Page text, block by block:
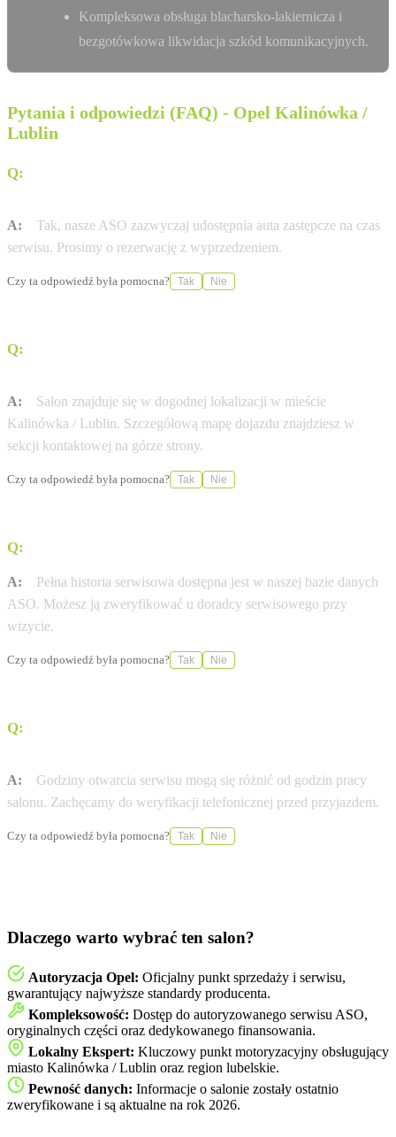
Kompleksowa obsługa blacharsko-lakiernicza i
bezgotówkowa likwidacja szkód komunikacyjnych.
Pytania i odpowiedzi (FAQ) - Opel Kalinówka /
Lublin
Q:
A:
Tak, nasze ASO zazwyczaj udostępnia auta zastępcze na czas
serwisu. Prosimy o rezerwację z wyprzedzeniem.
Czy ta odpowiedź była pomocna? Tak Nie
Q:
A:
Salon znajduje się w dogodnej lokalizacji w mieście
Kalinówka / Lublin. Szczegółową mapę dojazdu znajdziesz w
sekcji kontaktowej na górze strony.
Czy ta odpowiedź była pomocna? Tak Nie
Q:
A:
Pełna historia serwisowa dostępna jest w naszej bazie danych
ASO. Możesz ją zweryfikować u doradcy serwisowego przy
wizycie.
Czy ta odpowiedź była pomocna? Tak Nie
Q:
A:
Godziny otwarcia serwisu mogą się różnić od godzin pracy
salonu. Zachęcamy do weryfikacji telefonicznej przed przyjazdem.
Czy ta odpowiedź była pomocna? Tak Nie
Dlaczego warto wybrać ten salon?
Autoryzacja Opel: Oficjalny punkt sprzedaży i serwisu,
gwarantujący najwyższe standardy producenta.
Kompleksowość: Dostęp do autoryzowanego serwisu ASO,
oryginalnych części oraz dedykowanego finansowania.
Lokalny Ekspert: Kluczowy punkt motoryzacyjny obsługujący
miasto Kalinówka / Lublin oraz region lubelskie.
Pewność danych: Informacje o salonie zostały ostatnio
zweryfikowane i są aktualne na rok 2026.